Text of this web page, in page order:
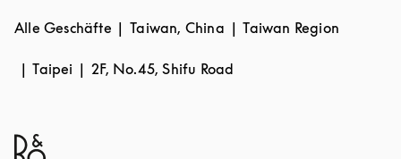
Alle Geschäfte Taiwan, China Taiwan Region
Taipei 2F, No.45, Shifu Road